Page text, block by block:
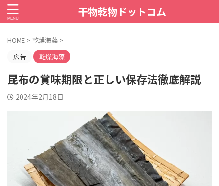
干物乾物ドットコム
HOME > 乾燥海藻 >
広告
乾燥海藻
昆布の賞味期限と正しい保存法徹底解説
2024年2月18日